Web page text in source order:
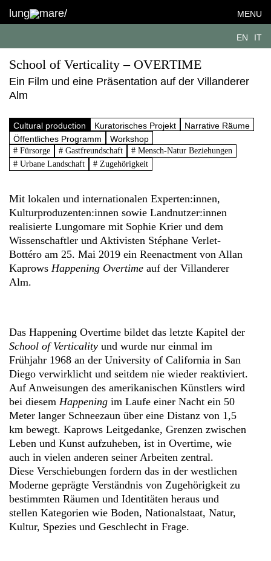
lung mare/ MENU
EN IT
School of Verticality – OVERTIME
Ein Film und eine Präsentation auf der Villanderer
Alm
Cultural production Kuratorisches Projekt
Narrative Räume
Öffentliches Programm
Workshop
# Fürsorge # Gastfreundschaft
# Mensch-Natur Beziehungen
# Urbane Landschaft
# Zugehörigkeit
Mit lokalen und internationalen Experten:innen,
Kulturproduzenten:innen sowie Landnutzer:innen
realisierte Lungomare mit Sophie Krier und dem
Wissenschaftler und Aktivisten Stéphane Verlet-
Bottéro am 25. Mai 2019 ein Reenactment von Allan
Kaprows Happening Overtime auf der Villanderer
Alm.
Das Happening Overtime bildet das letzte Kapitel der
School of Verticality und wurde nur einmal im
Frühjahr 1968 an der University of California in San
Diego verwirklicht und seitdem nie wieder reaktiviert.
Auf Anweisungen des amerikanischen Künstlers wird
bei diesem Happening im Laufe einer Nacht ein 50
Meter langer Schneezaun über eine Distanz von 1,5
km bewegt. Kaprows Leitgedanke, Grenzen zwischen
Leben und Kunst aufzuheben, ist in Overtime, wie
auch in vielen anderen seiner Arbeiten zentral.
Diese Verschiebungen fordern das in der westlichen
Moderne geprägte Verständnis von Zugehörigkeit zu
bestimmten Räumen und Identitäten heraus und
stellen Kategorien wie Boden, Nationalstaat, Natur,
Kultur, Spezies und Geschlecht in Frage.